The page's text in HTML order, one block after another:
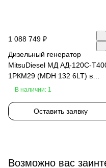
1 088 749 ₽
Дизельный генератор
MitsuDiesel МД АД-120С-
1РКМ29 (MDH 132 6LT) в
шумозащитном кожухе
В наличии: 1
Оставить заявку
Возможно вас